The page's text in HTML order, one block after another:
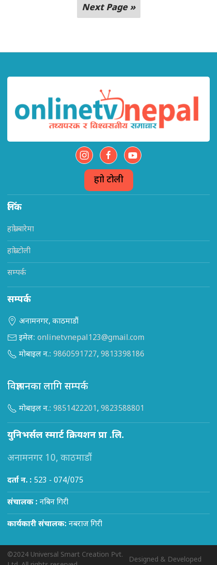
Next Page »
हाम्रो टोली
लिंक
हाम्रो बारेमा
हाम्रो टोली
सम्पर्क
सम्पर्क
अनामनगर, काठमाडौं
इमेल: onlinetvnepal123@gmail.com
मोबाइल न.: 9860591727, 9813398186
विज्ञापनका लागि सम्पर्क
मोबाइल न.: 9851422201, 9823588801
युनिभर्सल स्मार्ट क्रियशन प्रा .लि.
अनामनगर 10, काठमाडौं
दर्ता न. : 523 - 074/075
संचालक : नबिन गिरी
कार्यकारी संचालक: नबराज गिरी
©2024 Universal Smart Creation Pvt.
Designed & Developed